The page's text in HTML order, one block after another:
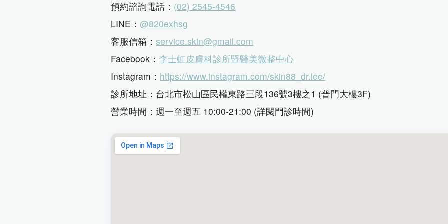
預約諮詢電話： (02) 2545-4546
LINE： @820exhsg
客服信箱： service.skin@gmail.com
Facebook： 李士虹皮膚科診所暨醫美微整中心
Instagram： https://www.instagram.com/skin88_dr.lee/
診所地址：台北市松山區民權東路三段136號3樓之1 (普門大樓3F)
營業時間：週一至週五 10:00-21:00 (詳閱門診時間)